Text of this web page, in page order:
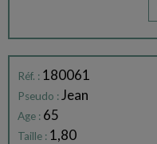
Réf. : 180061
Pseudo : Jean
Age : 65
Taille : 1,80